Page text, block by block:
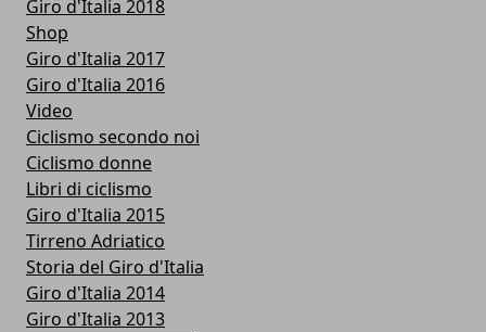
Giro d'Italia 2018
Shop
Giro d'Italia 2017
Giro d'Italia 2016
Video
Ciclismo secondo noi
Ciclismo donne
Libri di ciclismo
Giro d'Italia 2015
Tirreno Adriatico
Storia del Giro d'Italia
Giro d'Italia 2014
Giro d'Italia 2013